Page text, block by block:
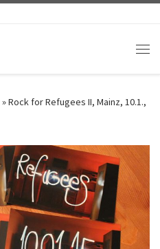
»Rock for Refugees II, Mainz, 10.1.,